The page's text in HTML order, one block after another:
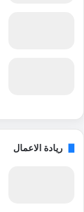
ريادة الاعمال